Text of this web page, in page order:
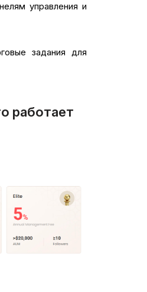
управления и
задания для
работает